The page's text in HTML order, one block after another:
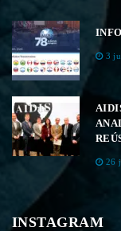
3
26
INSTAGRAM